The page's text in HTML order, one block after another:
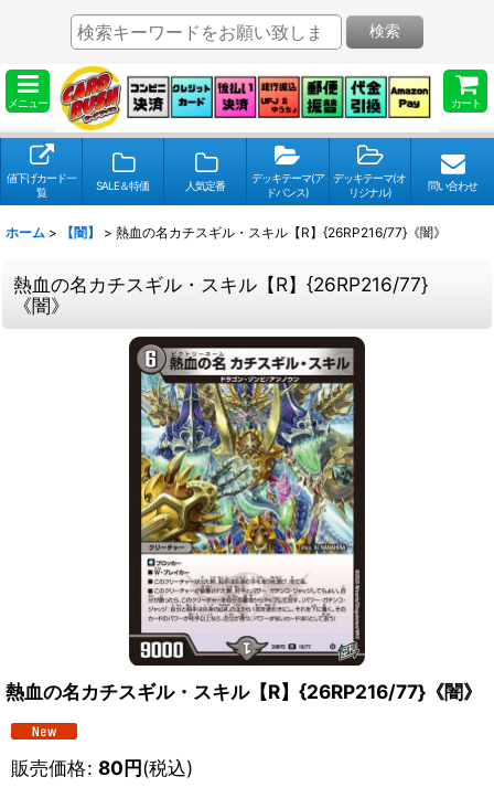
メニュー カート
検索
値下げカード一
覧
SALE＆特価 人気定番
デッキテーマ(ア
ドバンス)
デッキテーマ(オ
リジナル)
問い合わせ
ホーム > 【闇】 > 熱血の名カチスギル・スキル【R】{26RP216/77}《闇》
熱血の名カチスギル・スキル【R】{26RP216/77}
《闇》
熱血の名カチスギル・スキル【R】{26RP216/77}《闇》
販売価格: 80円(税込)